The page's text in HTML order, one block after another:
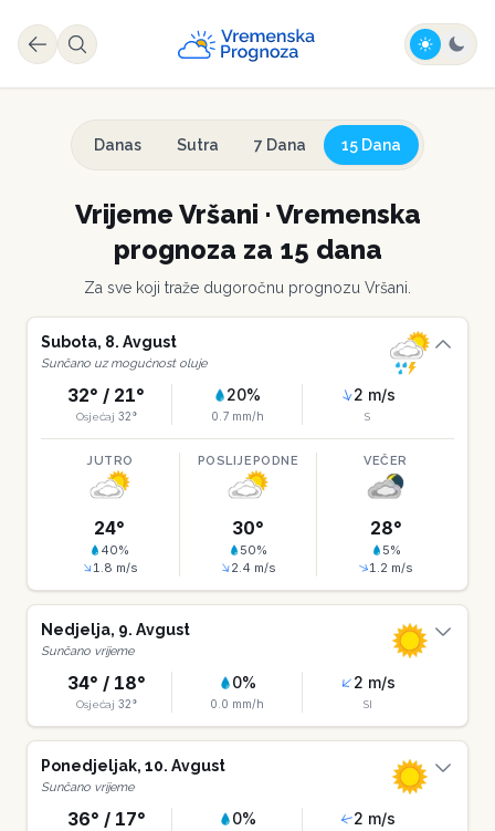
Danas Sutra 7 Dana 15 Dana
Vrijeme Vršani · Vremenska
prognoza za 15 dana
Za sve koji traže dugoročnu prognozu Vršani
Subota, 8. Avgust
Sunčano uz mogućnost oluje
32° / 21°
Osjećaj 32°
20%
0.7mm/h
2 m/s
S
JUTRO
24°
40%
1.8 m/s
POSLIJEPODNE
30°
50%
2.4 m/s
VEČER
28°
5%
1.2 m/s
Nedjelja, 9. Avgust
Sunčano vrijeme
34° / 18°
Osjećaj 32°
0%
0.0 mm/h
2 m/s
SI
Ponedjeljak, 10. Avgust
Sunčano vrijeme
36° / 17° 0% 2 m/s